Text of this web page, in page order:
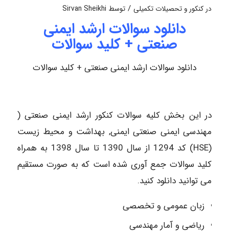
درکنکور و تحصیلات تکمیلی / توسط Sirvan Sheikhi
دانلود سوالات ارشد ایمنی
صنعتی + کلید سوالات
دانلود سوالات ارشد ایمنی صنعتی + کلید سوالات
در این بخش کلیه سوالات کنکور ارشد ایمنی صنعتی (
مهندسی ایمنی صنعتی ایمنی, بهداشت و محیط زیست
(HSE) کد 1294 از سال 1390 تا سال 1398 به همراه
کلید سوالات جمع آوری شده است که به صورت مستقیم
می توانید دانلود کنید.
زبان عمومی و تخصصی
ریاضی و آمار مهندسی